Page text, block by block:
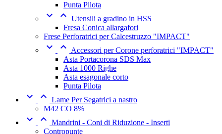
Punta Pilota
  Utensili a gradino in HSS
Fresa Conica allargafori
Frese Perforatrici per Calcestruzzo "IMPACT"
  Accessori per Corone perforatrici "IMPACT"
Asta Portacorona SDS Max
Asta 1000 Righe
Asta esagonale corto
Punta Pilota
  Lame Per Segatrici a nastro
M42 CO 8%
  Mandrini - Coni di Riduzione - Inserti
Contropunte